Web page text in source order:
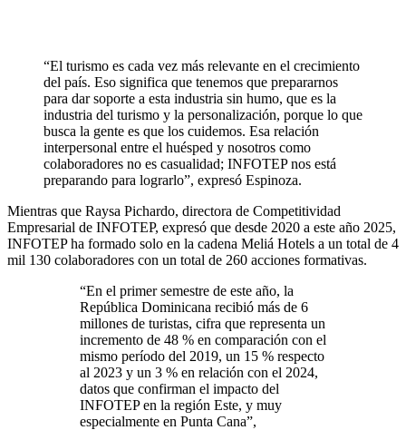
“El turismo es cada vez más relevante en el crecimiento
del país. Eso significa que tenemos que prepararnos
para dar soporte a esta industria sin humo, que es la
industria del turismo y la personalización, porque lo que
busca la gente es que los cuidemos. Esa relación
interpersonal entre el huésped y nosotros como
colaboradores no es casualidad; INFOTEP nos está
preparando para lograrlo”, expresó Espinoza.
Mientras que Raysa Pichardo, directora de Competitividad
Empresarial de INFOTEP, expresó que desde 2020 a este año 2025,
INFOTEP ha formado solo en la cadena Meliá Hotels a un total de 4
mil 130 colaboradores con un total de 260 acciones formativas.
“En el primer semestre de este año, la
República Dominicana recibió más de 6
millones de turistas, cifra que representa un
incremento de 48 % en comparación con el
mismo período del 2019, un 15 % respecto
al 2023 y un 3 % en relación con el 2024,
datos que confirman el impacto del
INFOTEP en la región Este, y muy
especialmente en Punta Cana”,